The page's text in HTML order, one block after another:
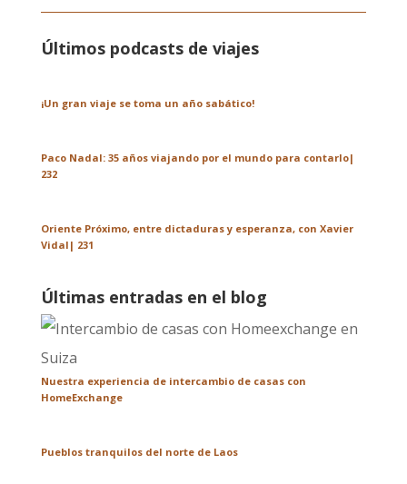
Últimos podcasts de viajes
¡Un gran viaje se toma un año sabático!
Paco Nadal: 35 años viajando por el mundo para contarlo|
232
Oriente Próximo, entre dictaduras y esperanza, con Xavier
Vidal| 231
Últimas entradas en el blog
Nuestra experiencia de intercambio de casas con
HomeExchange
Pueblos tranquilos del norte de Laos